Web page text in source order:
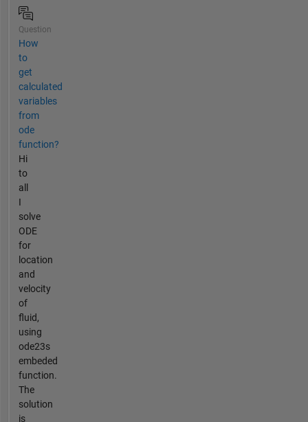
Question
How
to
get
calculated
variables
from
ode
function?
Hi
to
all
I
solve
ODE
for
location
and
velocity
of
fluid,
using
ode23s
embeded
function.
The
solution
is